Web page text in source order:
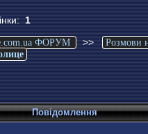
1
ФОРУМ >> Розмови
Повідомлення